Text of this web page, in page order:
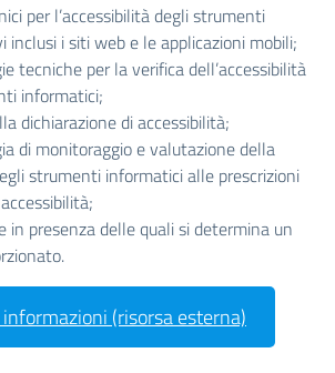
per l’accessibilità degli strumenti
inclusi i siti web e le applicazioni mobili;
tecniche per la verifica dell’accessibilità
informatici;
dichiarazione di accessibilità;
di monitoraggio e valutazione della
strumenti informatici alle prescrizioni
in presenza delle quali si determina un
(risorsa esterna)